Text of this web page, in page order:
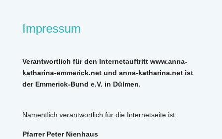
Impressum
Verantwortlich für den Internetauftritt www.anna-
katharina-emmerick.net und anna-katharina.net ist
der Emmerick-Bund e.V. in Dülmen.
Namentlich verantwortlich für die Internetseite ist
Pfarrer Peter Nienhaus